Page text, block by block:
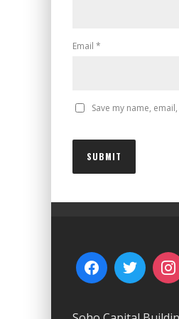
Email *
Save my name,